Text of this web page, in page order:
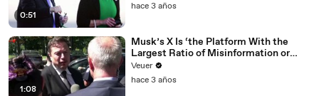
0:51
hace 3 años
1:08
Musk’s X Is ‘the Platform With the
Largest Ratio of Misinformation or
Disinformation’ Amongst All Social
Media Platforms
Veuer
hace 3 años